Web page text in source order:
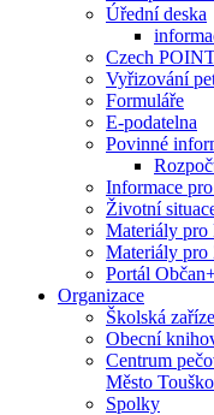
Úřední deska
Czech
Vyřizování
Formuláře
E-podatelna
Povinné
Informace
Životní
Materiály pro
Materiály pro
Portál
Organizace
Školská
Obecní
Centrum
Město
Spolky